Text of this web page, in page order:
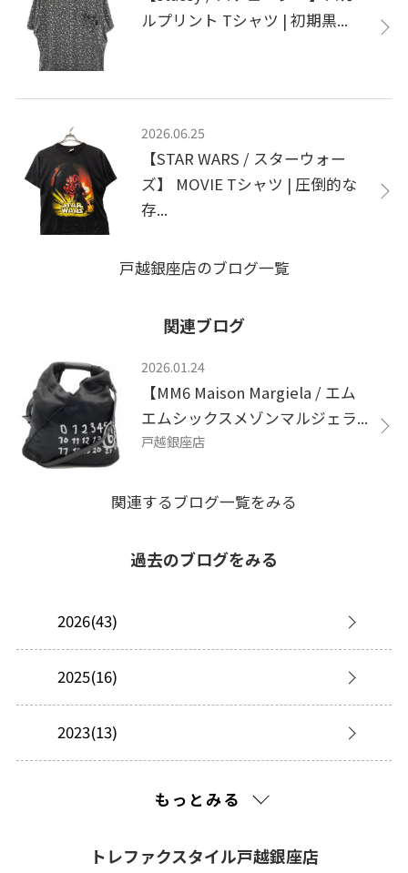
ルプリント Tシャツ | 初期黒...
2026.06.25
【STAR WARS / スターウォー
ズ】 MOVIE Tシャツ | 圧倒的な
存...
戸越銀座店のブログ一覧
関連ブログ
2026.01.24
【MM6 Maison Margiela / エム
エムシックスメゾンマルジェラ...
戸越銀座店
関連するブログ一覧をみる
過去のブログをみる
2026(43)
2025(16)
2023(13)
もっとみる
トレファクスタイル戸越銀座店